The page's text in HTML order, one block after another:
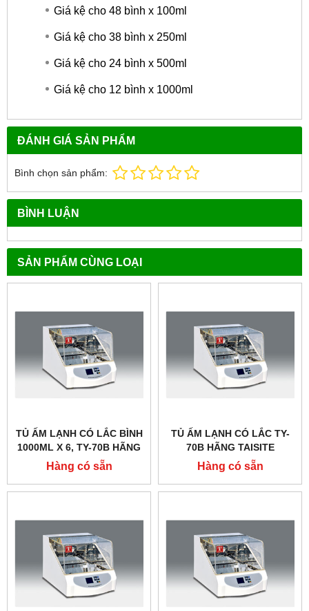
Giá kệ cho 48 bình x 100ml
Giá kệ cho 38 bình x 250ml
Giá kệ cho 24 bình x 500ml
Giá kệ cho 12 bình x 1000ml
ĐÁNH GIÁ SẢN PHẨM
Bình chọn sản phẩm:
BÌNH LUẬN
SẢN PHẨM CÙNG LOẠI
TỦ ẤM LẠNH CÓ LẮC BÌNH
1000ML X 6, TY-70B HÃNG
TAISITE
Hàng có sẵn
TỦ ẤM LẠNH CÓ LẮC TY-
70B HÃNG TAISITE
Hàng có sẵn